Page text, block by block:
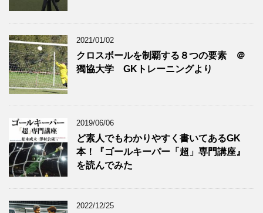
2021/01/02
クロスボールを制覇する８つの要素 ＠
獨協大学 GKトレーニングより
2019/06/06
ど素人でもわかりやすく書いてあるGK
本！『ゴールキーパー「超」専門講座』
を読んでみた
2022/12/25